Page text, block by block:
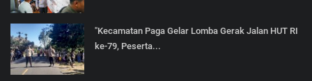
"Kecamatan Paga Gelar Lomba Gerak Jalan HUT RI
ke-79, Peserta...